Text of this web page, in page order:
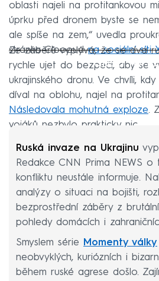
oblasti najeli na protitankovou
úprku před dronem byste se
ale spíše na zem,“ uvedla
stránka Cloooudna sociální síti
Failed to
Ze záběrů vyplývá, že se dva
rychle ujet do bezpečí, aby se
ukrajinského dronu. Ve chvíli,
díval na oblohu, najel na
Následovala mohutná exploze.
vojáků nezbylo prakticky nic.
Ruská invaze na Ukrajinu
Redakce CNN Prima NEWS o
konfliktu neustále informuje.
analýzy o situaci na bojišti,
bezprostřední záběry z
pohledy domácích i
Smyslem série Momenty války
neobvyklých, kuriózních i
během ruské agrese došlo.